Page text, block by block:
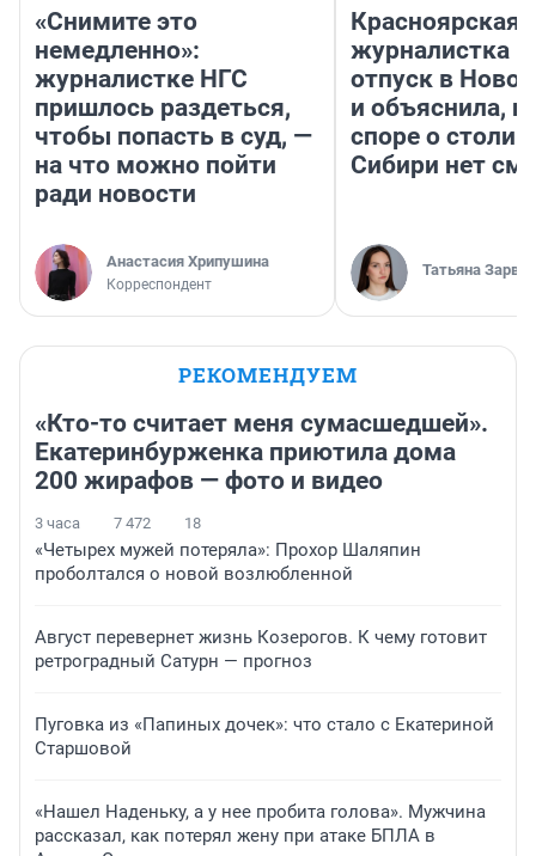
«Снимите это
немедленно»:
журналистке НГС
пришлось раздеться,
чтобы попасть в суд, —
на что можно пойти
ради новости
Анастасия Хрипушина
Корреспондент
Красноярская
журналистка
отпуск в
и объяснила,
споре о
Сибири нет
Татьяна Зарва
РЕКОМЕНДУЕМ
«Кто-то считает меня сумасшедшей».
Екатеринбурженка приютила дома
200 жирафов — фото и видео
3 часа 7 472 18
«Четырех мужей потеряла»: Прохор Шаляпин
проболтался о новой возлюбленной
Август перевернет жизнь Козерогов. К чему готовит
ретроградный Сатурн — прогноз
Пуговка из «Папиных дочек»: что стало с Екатериной
Старшовой
«Нашел Наденьку, а у нее пробита голова». Мужчина
рассказал, как потерял жену при атаке БПЛА в